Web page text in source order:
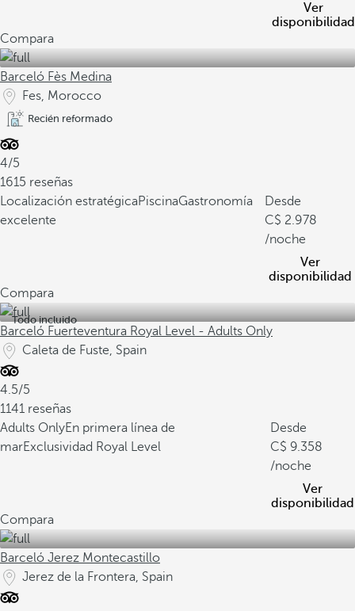
Ver
disponibilidad
Compara
Barceló Fès Medina
Fes, Morocco
Recién reformado
4/5
1615 reseñas
Localización estratégicaPiscinaGastronomía
excelente
Desde
2.978
/noche
Ver
disponibilidad
Compara
Todo incluido
Barceló Fuerteventura Royal Level - Adults Only
Caleta de Fuste, Spain
4.5/5
1141 reseñas
Adults OnlyEn primera línea de
marExclusividad Royal Level
Desde
9.358
/noche
Ver
disponibilidad
Compara
Barceló Jerez Montecastillo
Jerez de la Frontera, Spain